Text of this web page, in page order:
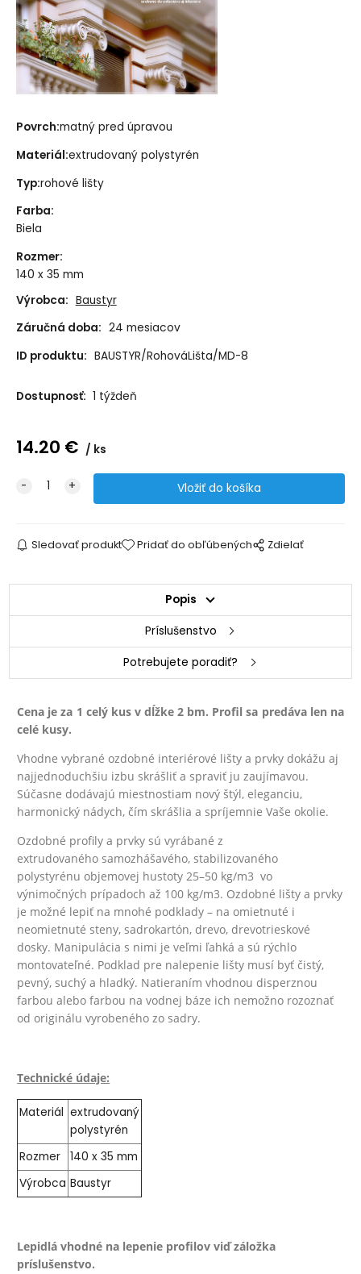
Povrch:matný pred úpravou
Materiál:extrudovaný polystyrén
Typ:rohové lišty
Farba:
Biela
Rozmer:
140 x 35 mm
Výrobca: Baustyr
Záručná doba: 24 mesiacov
ID produktu: BAUSTYR/RohováLišta/MD-8
Dostupnosť: 1 týždeň
14.20 € ks
Sledovať produkt Pridať do obľúbených Zdielať
Popis
Príslušenstvo
Potrebujete poradiť?
Cena je za 1 celý kus v dĺžke 2 bm. Profil sa predáva len na
celé kusy.
Vhodne vybrané ozdobné interiérové lišty a prvky dokážu aj
najjednoduchšiu izbu skrášliť a spraviť ju zaujímavou.
Súčasne dodávajú miestnostiam nový štýl, eleganciu,
harmonický nádych, čím skrášlia a spríjemnie Vaše okolie.
Ozdobné profily a prvky sú vyrábané z
extrudovaného samozhášavého, stabilizovaného
polystyrénu objemovej hustoty 25–50 kg/m3 vo
výnimočných prípadoch až 100 kg/m3. Ozdobné lišty a prvky
je možné lepiť na mnohé podklady – na omietnuté i
neomietnuté steny, sadrokartón, drevo, drevotrieskové
dosky. Manipulácia s nimi je veľmi ľahká a sú rýchlo
montovateľné. Podklad pre nalepenie lišty musí byť čistý,
pevný, suchý a hladký. Natieraním vhodnou disperznou
farbou alebo farbou na vodnej báze ich nemožno rozoznať
od originálu vyrobeného zo sadry.
Technické údaje:
Materiál extrudovaný
polystyrén
Rozmer
140 x 35 mm
Výrobca Baustyr
Lepidlá vhodné na lepenie profilov viď záložka
príslušenstvo.